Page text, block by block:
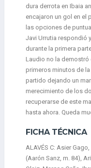
dura derrota en Ibaia
encajaron un gol en el
las opciones de
Javi Urrutia respondió
durante la primera
Laudio no la demostró
primeros minutos de
partido dejando un
merecimiento de los
recuperarse de este
hasta ahora. Queda
FICHA TÉCNICA
ALAVÉS C: Asier
(Aarón Sanz, m. 84),